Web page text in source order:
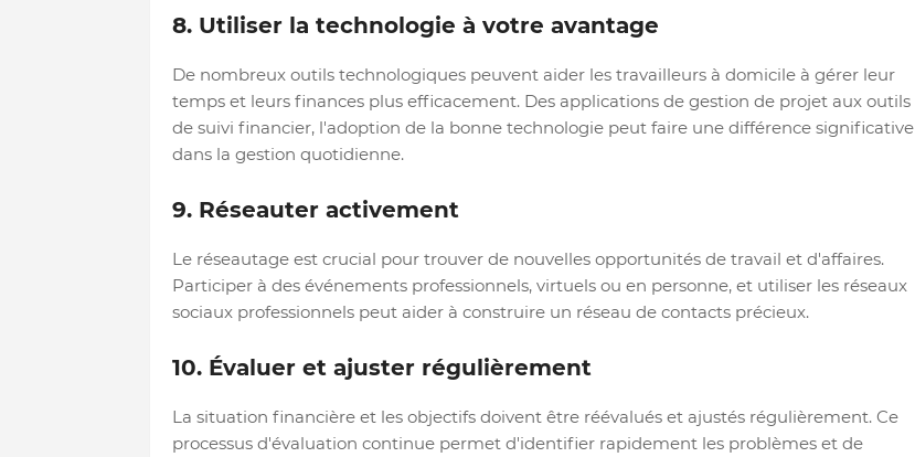
8. Utiliser la technologie à votre avantage
De nombreux outils technologiques peuvent aider les travailleurs à domicile à gérer leur
temps et leurs finances plus efficacement. Des applications de gestion de projet aux outils
de suivi financier, l'adoption de la bonne technologie peut faire une différence significative
dans la gestion quotidienne.
9. Réseauter activement
Le réseautage est crucial pour trouver de nouvelles opportunités de travail et d'affaires.
Participer à des événements professionnels, virtuels ou en personne, et utiliser les réseaux
sociaux professionnels peut aider à construire un réseau de contacts précieux.
10. Évaluer et ajuster régulièrement
La situation financière et les objectifs doivent être réévalués et ajustés régulièrement. Ce
processus d'évaluation continue permet d'identifier rapidement les problèmes et de